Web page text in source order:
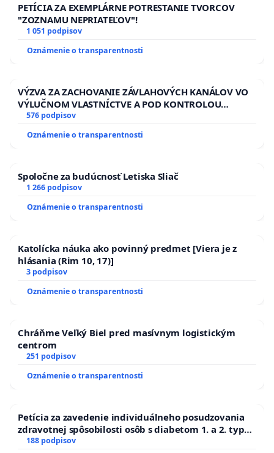
PETÍCIA ZA EXEMPLÁRNE POTRESTANIE TVORCOV
"ZOZNAMU NEPRIATEĽOV"!
1 051 podpisov
Oznámenie o transparentnosti
VÝZVA ZA ZACHOVANIE ZÁVLAHOVÝCH KANÁLOV VO
VÝLUČNOM VLASTNÍCTVE A POD KONTROLOU
SLOVENSKEJ REPUBLIKY & žiadosť na riešenie
kanálov na Slovensku
576 podpisov
Oznámenie o transparentnosti
Spoločne za budúcnosť Letiska Sliač
1 266 podpisov
Oznámenie o transparentnosti
Katolícka náuka ako povinný predmet [Viera je z
hlásania (Rim 10, 17)]
3 podpisov
Oznámenie o transparentnosti
Chráňme Veľký Biel pred masívnym logistickým
centrom
251 podpisov
Oznámenie o transparentnosti
Petícia za zavedenie individuálneho posudzovania
zdravotnej spôsobilosti osôb s diabetom 1. a 2. typu
pri prijímaní do Policajného zboru SR
188 podpisov